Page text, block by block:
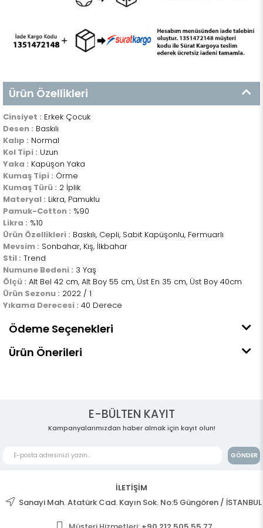
Ürün Özellikleri
Cinsiyet : Erkek Çocuk
Desen : Baskılı
Kalıp : Normal
Kol Tipi : Uzun
Yaka : Kapüşon Yaka
Kumaş Tipi : Örme
Kumaş Türü : 2 İplik
Materyal : Likra, Pamuklu
Pamuk-Cotton : %90
Likra : %10
Ürün Özellikleri : Baskılı, Cepli, Sabit Kapüşonlu, Fermuarlı
Mevsim : Sonbahar, Kış, İlkbahar
Stil : Trend
Numune Bedeni : 3 Yaş
Ölçü : Alt Bel 42 cm, Alt Boy 55 cm, Üst En 35 cm, Üst Boy 40cm
Ürün Sezonu : 2022 / 1
Yıkama Derecesi : 40 Derece
Ödeme Seçenekleri
Ürün Önerileri
E-BÜLTEN KAYIT
Kampanyalarımızdan haber almak için kayıt olun!
GÖNDER
İLETİŞİM
Sanayi Mah. Atatürk Cad. Kayın Sok. No:5 Güngören / İSTANBUL